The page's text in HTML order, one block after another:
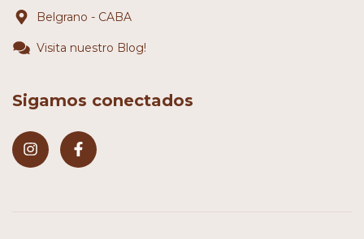
Belgrano - CABA
Visita nuestro Blog!
Sigamos conectados